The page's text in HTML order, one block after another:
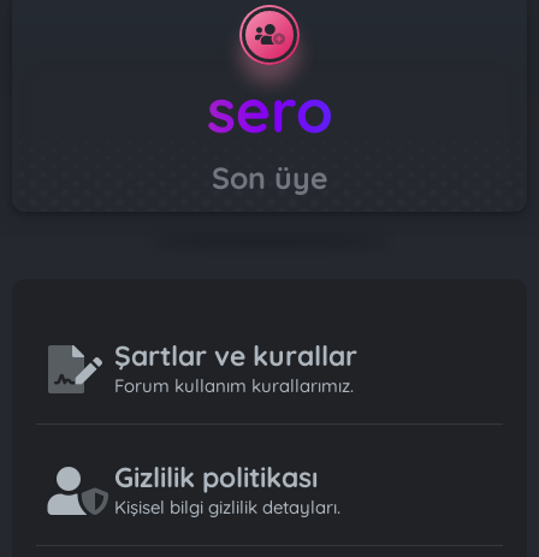
sero
Son üye
Şartlar ve kurallar
Forum kullanım kurallarımız.
Gizlilik politikası
Kişisel bilgi gizlilik detayları.